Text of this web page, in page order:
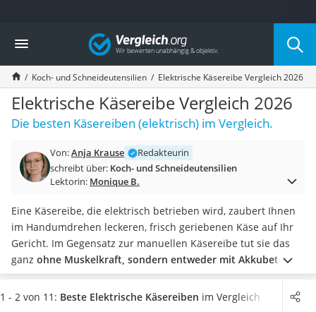
Die beliebtesten Vergleiche nach Kategorie
Haushalt
Wassersprudler
Zentralstaubsauger
Brotbackautomat
Wischroboter
Wäschespinne
Spülmaschinentabs
Akku-Staubsauger
AEG-Waschmaschine
Saug-Wisch-Roboter
Handstaubsauger
Milchaufschäumer
Kondenstrockner
Reiskocher
Vergleich
Koch- und Schneideutensilien Elektrische Käsereibe Vergleich 2026
Elektrische Käsereibe Vergleich 2026
Die besten Käsereiben (elektrisch) im Vergleich.
Von:Anja Krause
Redakteurin
schreibt über: Koch- und Schneideutensilien
Lektorin: Monique B.
Eine Käsereibe, die elektrisch betrieben wird, zaubert Ihnen
im Handumdrehen leckeren, frisch geriebenen Käse auf Ihr
Gericht. Im Gegensatz zur manuellen Käsereibe tut sie das
ganz ohne Muskelkraft, sondern entweder mit Akkubetrieb
oder mithilfe von Strom aus der Steckdose. Diverse Internet-
Tests rund um elektrische Käsereiben zeigen: Es gibt nur
1 - 2 von 11: Beste Elektrische Käsereiben im Vergleich